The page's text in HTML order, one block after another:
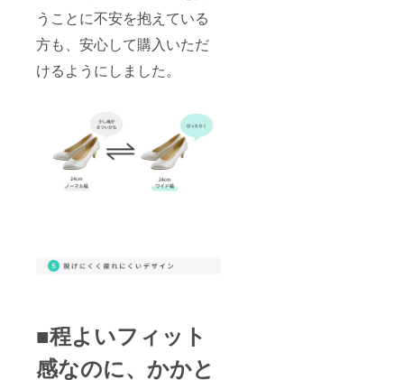
うことに不安を抱えている
方も、安心して購入いただ
けるようにしました。
■程よいフィット
感なのに、かかと